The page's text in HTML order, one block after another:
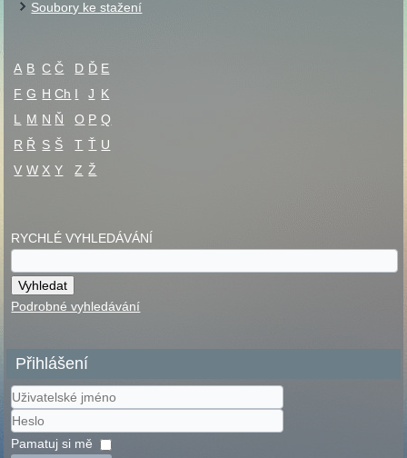
Soubory ke stažení
A B C Č D Ď E
F G H Ch I J K
L
M N Ň O P Q
R Ř S Š T Ť U
V W X Y Z Ž
RYCHLÉ VYHLEDÁVÁNÍ
Podrobné vyhledávání
Přihlášení
Uživatelské
jméno
Heslo
Pamatuj si mě